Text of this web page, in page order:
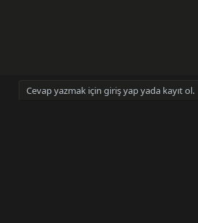
Cevap yazmak için giriş yap yada kayıt ol.